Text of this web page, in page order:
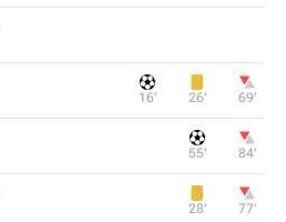
16‎’‎ 26‎’‎ 69‎’‎
55‎’‎ 84‎’‎
28‎’‎ 77‎’‎